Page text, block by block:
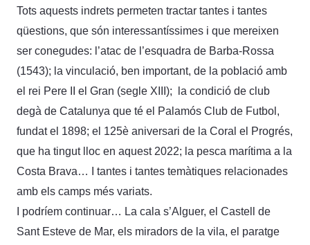
Tots aquests indrets permeten tractar tantes i tantes
qüestions, que són interessantíssimes i que mereixen
ser conegudes: l’atac de l’esquadra de Barba-Rossa
(1543); la vinculació, ben important, de la població amb
el rei Pere II el Gran (segle XIII); la condició de club
degà de Catalunya que té el Palamós Club de Futbol,
fundat el 1898; el 125è aniversari de la Coral el Progrés,
que ha tingut lloc en aquest 2022; la pesca marítima a la
Costa Brava… I tantes i tantes temàtiques relacionades
amb els camps més variats.
I podríem continuar… La cala s’Alguer, el Castell de
Sant Esteve de Mar, els miradors de la vila, el paratge